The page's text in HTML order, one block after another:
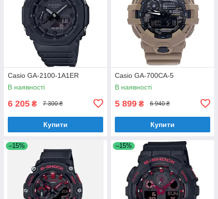
Casio GA-2100-1A1ER
В наявності
6 205 ₴ 7 300 ₴
Купити
Casio GA-700CA-5
В наявності
5 899 ₴ 6 940 ₴
Купити
–15% –15%